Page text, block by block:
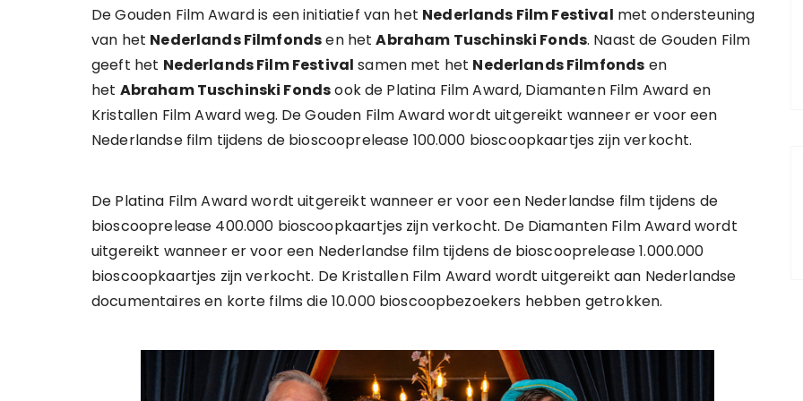
De Gouden Film Award is een initiatief van het Nederlands Film Festival met ondersteuning
van het Nederlands Filmfondsen hetAbraham Tuschinski Fonds. Naast de Gouden Film
geeft het Nederlands Film Festival samen met het Nederlands Filmfonds en
het Abraham Tuschinski Fondsook de Platina Film Award, Diamanten Film Award en
Kristallen Film Award weg. De Gouden Film Award wordt uitgereikt wanneer er voor een
Nederlandse film tijdens de bioscooprelease 100.000 bioscoopkaartjes zijn verkocht.
De Platina Film Award wordt uitgereikt wanneer er voor een Nederlandse film tijdens de
bioscooprelease 400.000 bioscoopkaartjes zijn verkocht. De Diamanten Film Award wordt
uitgereikt wanneer er voor een Nederlandse film tijdens de bioscooprelease 1.000.000
bioscoopkaartjes zijn verkocht. De Kristallen Film Award wordt uitgereikt aan Nederlandse
documentaires en korte films die 10.000 bioscoopbezoekers hebben getrokken.